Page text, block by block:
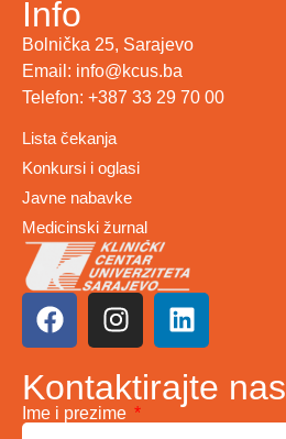
Info
Bolnička 25, Sarajevo
Email: info@kcus.ba
Telefon: +387 33 29 70 00
Lista čekanja
Konkursi i oglasi
Javne nabavke
Medicinski žurnal
Kontaktirajte nas
Ime i prezime